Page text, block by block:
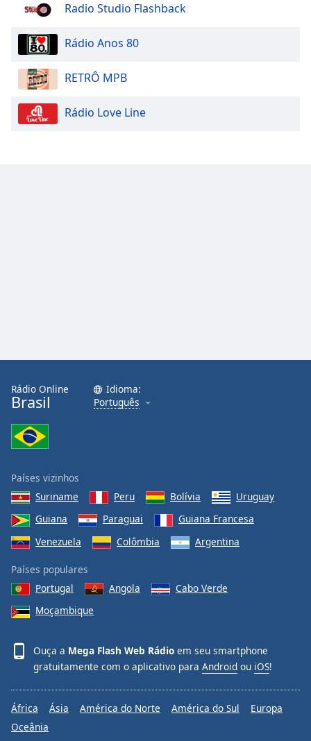
Radio Studio Flashback
Rádio Anos 80
RETRÔ MPB
Rádio Love Line
Rádio Online
Brasil
Idioma:
Português
Países vizinhos
Suriname
Peru Bolívia
Uruguay
Guiana
Paraguai
Guiana Francesa
Venezuela
Colômbia Argentina
Países populares
Portugal
Angola
Cabo Verde
Moçambique
Ouça a Mega Flash Web Rádio em seu smartphone
gratuitamente com o aplicativo para Android ou iOS!
África Ásia América do Norte América do Sul
Europa
Oceânia